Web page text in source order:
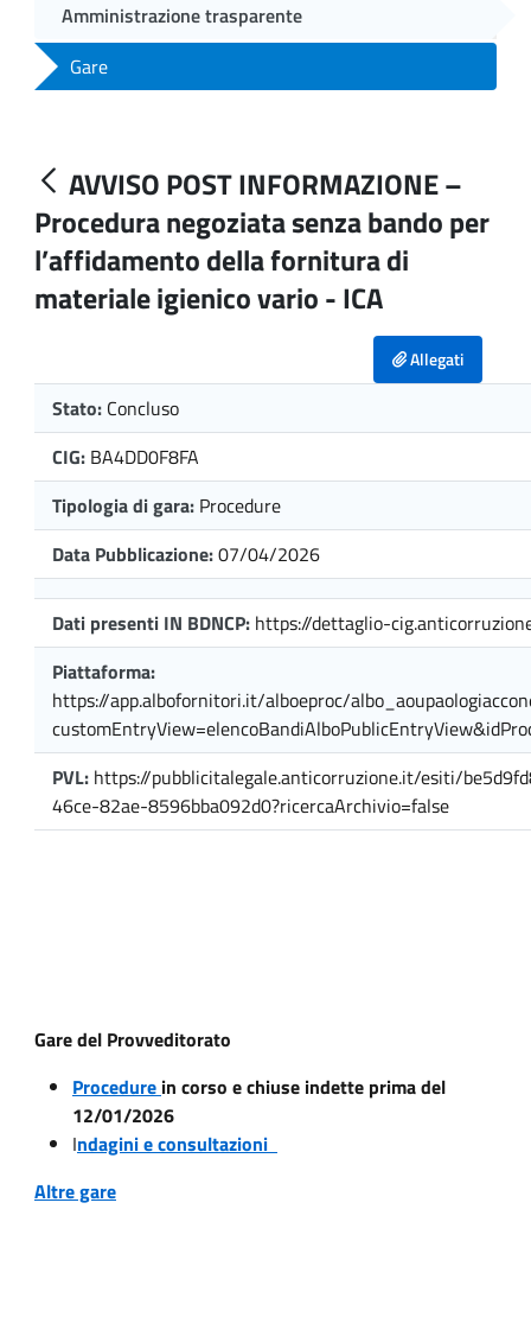
Amministrazione trasparente
Gare
AVVISO POST INFORMAZIONE –
Procedura negoziata senza bando per
l’affidamento della fornitura di
materiale igienico vario - ICA
Allegati
Stato: Concluso
CIG: BA4DD0F8FA
Tipologia di gara: Procedure
Data Pubblicazione:07/04/2026
Dati presenti IN BDNCP: https://dettaglio-
Piattaforma:
https://app.albofornitori.it/alboeproc/
PVL: https://pubblicitalegale.anticorruzione.it/esiti/
46ce-82ae-8596bba092d0?ricercaArchivio=false
Gare del Provveditorato
Procedure in corso e chiuse indette prima del
12/01/2026
Indagini e consultazioni
Altre gare